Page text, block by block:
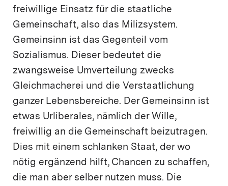
freiwillige Einsatz für die staatliche
Gemeinschaft, also das Milizsystem.
Gemeinsinn ist das Gegenteil vom
Sozialismus. Dieser bedeutet die
zwangsweise Umverteilung zwecks
Gleichmacherei und die Verstaatlichung
ganzer Lebensbereiche. Der Gemeinsinn ist
etwas Urliberales, nämlich der Wille,
freiwillig an die Gemeinschaft beizutragen.
Dies mit einem schlanken Staat, der wo
nötig ergänzend hilft, Chancen zu schaffen,
die man aber selber nutzen muss. Die